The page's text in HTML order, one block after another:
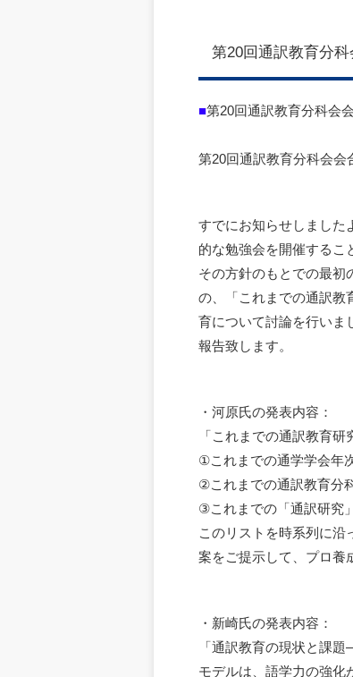
第20回通訳教育分
■第20回通訳教育分科会
第20回通訳教育分科会会
すでにお知らせしました
的な勉強会を開催するこ
その方針のもとでの最初
の、「これまでの通訳教
育について討論を行いま
報告致します。
・河原氏の発表内容：
「これまでの通訳教育
①これまでの通学学会年
②これまでの通訳教育分
③これまでの「通訳研究
このリストを時系列に
案をご提示して、プロ養
・新崎氏の発表内容：
「通訳教育の現状と課
モデルは、語学力の強化